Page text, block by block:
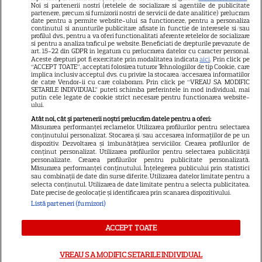
Avantaje
Elle
Unica
Retete practice
URMĂREȘTE-NE PE
Copyright2026Ringier Romania – Toate Drepturile rezervate
Jocurile de noroc sunt interzise minorilor.
Noi si partenerii nostri (retelele de socializare si agentiile de publicitate
partenere, precum si furnizorii nostri de servicii de date analitice) prelucram
date pentru a permite website-ului sa functioneze, pentru a personaliza
continutul si anunturile publicitare afisate in functie de interesele si/sau
profilul dvs., pentru a va oferi functionalitati aferente retelelor de socializare
si pentru a analiza traficul pe website. Beneficiati de drepturile prevazute de
art. 15-22 din GDPR in legatura cu prelucrarea datelor cu caracter personal.
Aceste drepturi pot fi exercitate prin modalitatea indicataaici. Prin click pe
“ACCEPT TOATE”, acceptati folosirea tuturor Tehnologiilor de tip Cookie, care
implica inclusiv acceptul dvs. cu privire la stocarea/accesarea informatiilor
de catre Vendor-ii cu care colaboram. Prin click pe “VREAU SA MODIFIC
SETARILE INDIVIDUAL” puteti schimba preferintele in mod individual, mai
putin cele legate de cookie strict necesare pentru functionarea website-
ului.
Atât noi, cât și partenerii noștri prelucrăm datele pentru a oferi:
Măsurarea performanței reclamelor. Utilizarea profilurilor pentru selectarea
conținutului personalizat. Stocarea și/sau accesarea informațiilor de pe un
dispozitiv. Dezvoltarea și îmbunătățirea serviciilor. Crearea profilurilor de
conținut personalizat. Utilizarea profilurilor pentru selectarea publicității
personalizate. Crearea profilurilor pentru publicitate personalizată.
Măsurarea performanței conținutului. Înțelegerea publicului prin statistici
sau combinații de date din surse diferite. Utilizarea datelor limitate pentru a
selecta conținutul. Utilizarea de date limitate pentru a selecta publicitatea.
Date precise de geolocație și identificarea prin scanarea dispozitivului.
Listă parteneri (furnizori)
ACCEPT TOATE
VREAU SA MODIFIC SETARILE INDIVIDUAL